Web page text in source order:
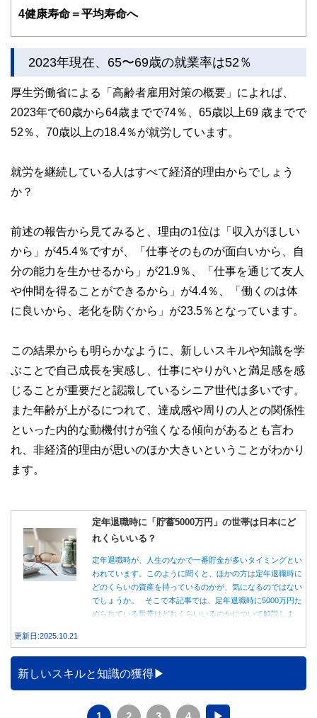
4健康寿命＝平均寿命へ
2023年現在、65〜69歳の就業率は52％
厚生労働省による「高齢者雇用対策の概要」によれば、
2023年で60歳から64歳までで74％、65歳以上69 歳までで
52％、70歳以上の18.4％が就労しています。
就労を継続している人はすべて経済的理由からでしょう
か？
前述の報告から見てみると、理由の1位は「収入がほしい
から」が45.4％ですが、「仕事そのものが面白いから、自
分の能力を生かせるから」が21.9％、「仕事を通じて友人
や仲間を得ることができるから」が4.4％、「働くのは体
に良いから、老化を防ぐから」が23.5％となっています。
この結果からも明らかなように、新しいスキルや知識を学
ぶことで自己成長を実感し、仕事にやりがいと満足感を感
じることが重要だと認識しているシニア世代は多いです。
また年齢が上がるにつれて、達成感や周りの人との関係性
といった内的な動機付けが強くなる傾向があるとも言わ
れ、非経済的理由が思いのほか大きいということがわかり
ます。
定年退職時に「貯蓄5000万円」の世帯は日本にど
れくらいいる？
定年退職時が、人生のなかで一番貯金が多いタイミングとい
われています。このように聞くと、ほかの方は定年退職時に
どのくらいの資産を持っているのかが、気になるのではない
でしょうか。 そこで本記事では、定年退職時に5000万円た
められている世帯はどれくらいいるのかについて解説しま
更新日:2025.10.21
新しいスキルと知識の獲得